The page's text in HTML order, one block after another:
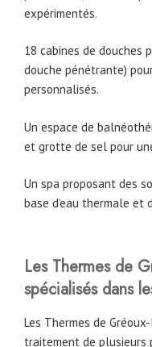
expérimentés.
18 cabines de douches
douche pénétrante)
personnalisés.
Un espace de
et grotte de sel pour
Un spa proposant des
base d’eau thermale et
Les Thermes de
spécialisés dans
Les Thermes de
traitement de plusieurs